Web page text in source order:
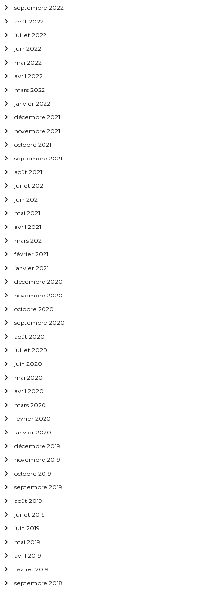
septembre 2022
août 2022
juillet 2022
juin 2022
mai 2022
avril 2022
mars 2022
janvier 2022
décembre 2021
novembre 2021
octobre 2021
septembre 2021
août 2021
juillet 2021
juin 2021
mai 2021
avril 2021
mars 2021
février 2021
janvier 2021
décembre 2020
novembre 2020
octobre 2020
septembre 2020
août 2020
juillet 2020
juin 2020
mai 2020
avril 2020
mars 2020
février 2020
janvier 2020
décembre 2019
novembre 2019
octobre 2019
septembre 2019
août 2019
juillet 2019
juin 2019
mai 2019
avril 2019
février 2019
septembre 2018